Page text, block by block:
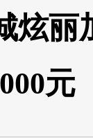
炫丽
元